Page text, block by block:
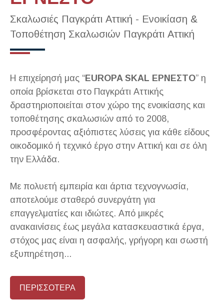
Σκαλωσιές Παγκράτι Αττική - Ενοικίαση &
Τοποθέτηση Σκαλωσιών Παγκράτι Αττική
Η επιχείρησή μας “EUROPA SKAL ΕΡΝΕΣΤΟ” η
οποία βρίσκεται στo Παγκράτι Αττικής
δραστηριοποιείται στον χώρο της ενοικίασης και
τοποθέτησης σκαλωσιών από το 2008,
προσφέροντας αξιόπιστες λύσεις για κάθε είδους
οικοδομικό ή τεχνικό έργο στην Αττική και σε όλη
την Ελλάδα.
Με πολυετή εμπειρία και άρτια τεχνογνωσία,
αποτελούμε σταθερό συνεργάτη για
επαγγελματίες και ιδιώτες. Από μικρές
ανακαινίσεις έως μεγάλα κατασκευαστικά έργα,
στόχος μας είναι η ασφαλής, γρήγορη και σωστή
εξυπηρέτηση...
ΠΕΡΙΣΣΟΤΕΡΑ